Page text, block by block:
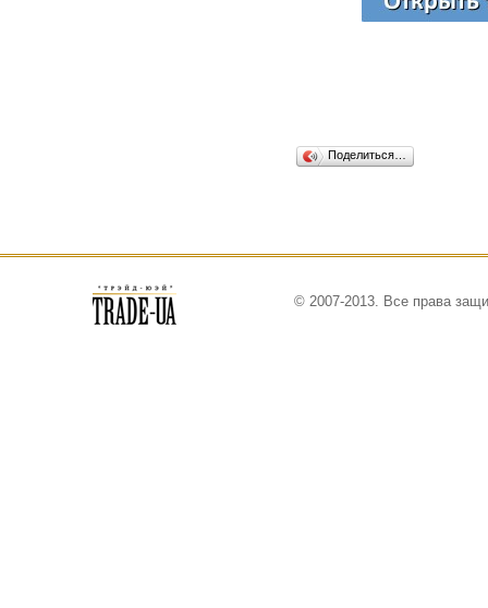
Поделиться…
© 2007-2013. Все права